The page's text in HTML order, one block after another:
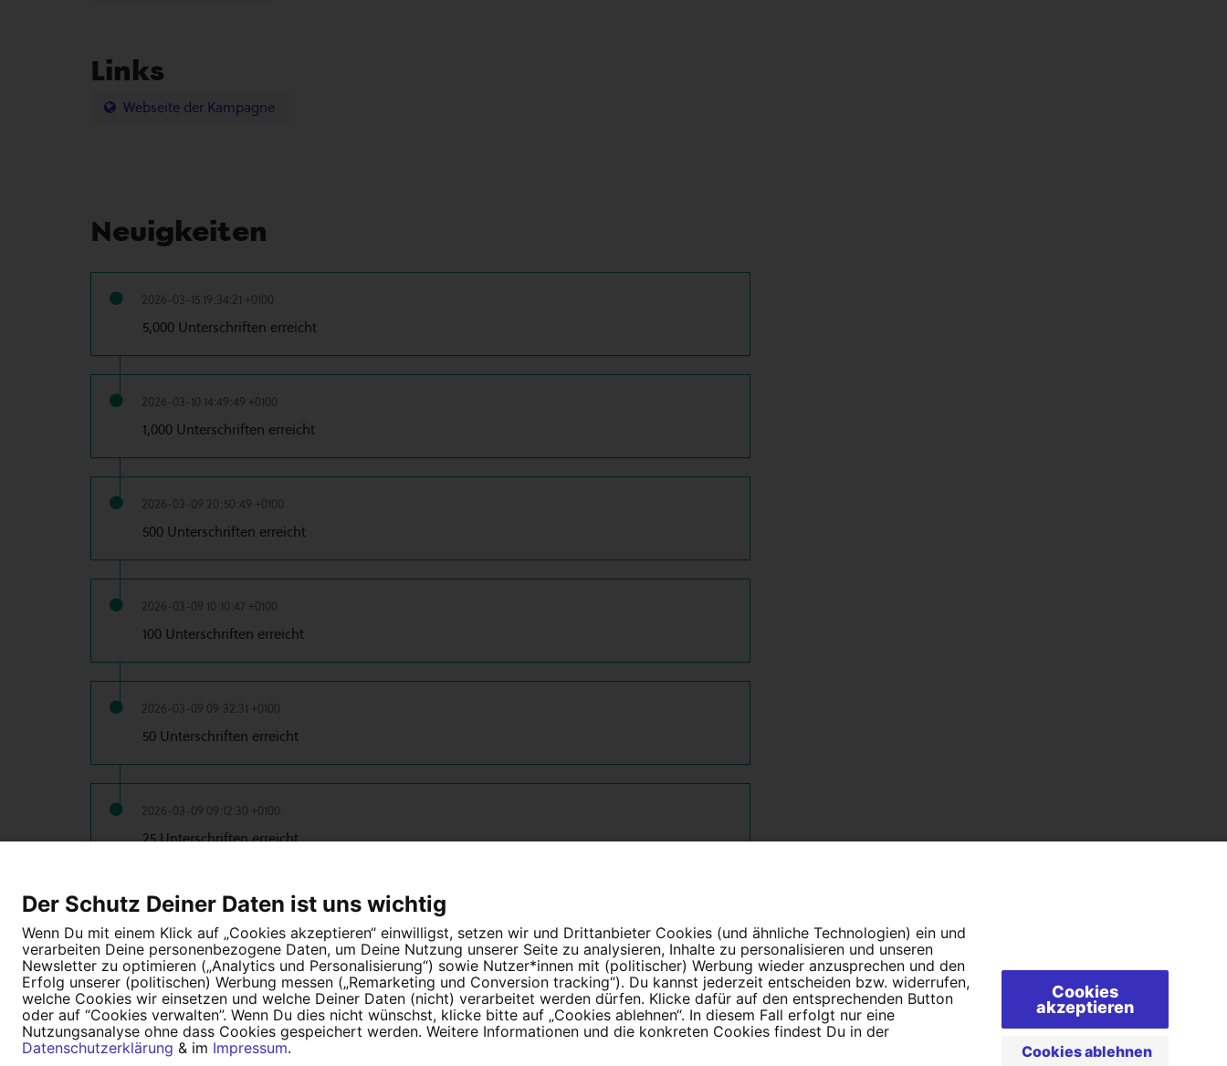
Links
Webseite der Kampagne
Neuigkeiten
2026-03-15 19:34:21 +0100
5,000 Unterschriften erreicht
2026-03-10 14:49:49 +0100
1,000 Unterschriften erreicht
2026-03-09 20:50:49 +0100
500 Unterschriften erreicht
2026-03-09 10:10:47 +0100
100 Unterschriften erreicht
2026-03-09 09:32:31 +0100
50 Unterschriften erreicht
2026-03-09 09:12:30 +0100
25 Unterschriften erreicht
2026-03-09 09:06:03 +0100
10 Unterschriften erreicht
Tipps für deine Petition Darum WeAct Partnerprogramm Erfolgreiche Petitionen
FAQs
Der Schutz Deiner Daten ist uns wichtig
Wenn Du mit einem Klick auf „Cookies akzeptieren“ einwilligst, setzen wir und Drittanbieter Cookies (und ähnliche Technologien) ein und
verarbeiten Deine personenbezogene Daten, um Deine Nutzung unserer Seite zu analysieren, Inhalte zu personalisieren und unseren
Newsletter zu optimieren („Analytics und Personalisierung“) sowie Nutzer*innen mit (politischer) Werbung wieder anzusprechen und den
Erfolg unserer (politischen) Werbung messen („Remarketing und Conversion tracking“). Du kannst jederzeit entscheiden bzw. widerrufen,
welche Cookies wir einsetzen und welche Deiner Daten (nicht) verarbeitet werden dürfen. Klicke dafür auf den entsprechenden Button
oder auf “Cookies verwalten”. Wenn Du dies nicht wünschst, klicke bitte auf „Cookies ablehnen“. In diesem Fall erfolgt nur eine
Nutzungsanalyse ohne dass Cookies gespeichert werden. Weitere Informationen und die konkreten Cookies findest Du in der
Datenschutzerklärung & im Impressum.
Cookies
akzeptieren
Cookies ablehnen